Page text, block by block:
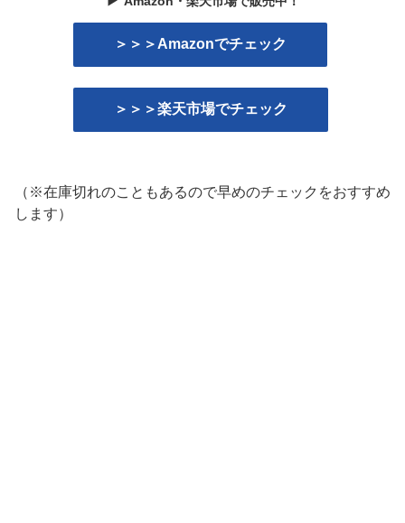
＞＞＞Amazonでチェック
＞＞＞楽天市場でチェック
（※在庫切れのこともあるので早めのチェックをおすすめ
します）